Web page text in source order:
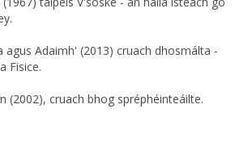
agus Adaimh' (2013) cruach dhosmálta -
Fisice.
(2002), cruach bhog spréphéinteáilte.